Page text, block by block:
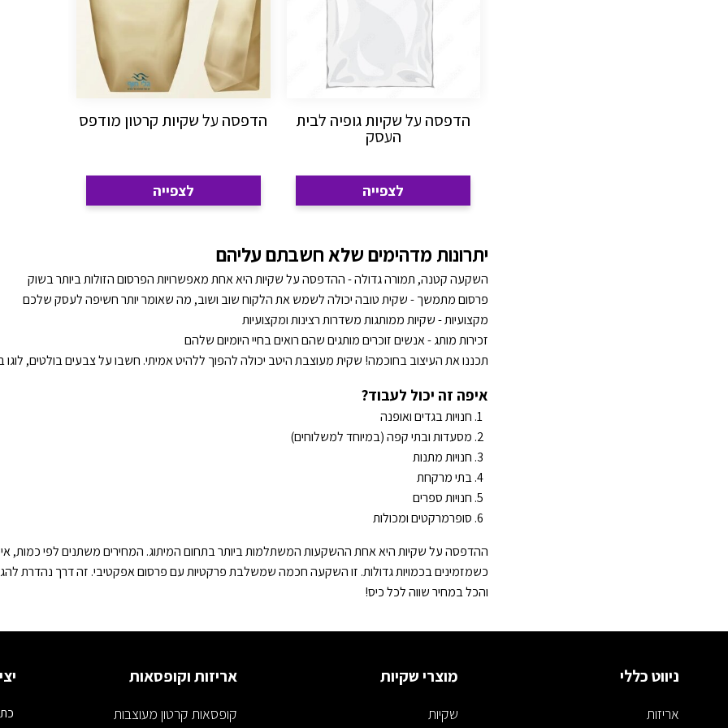
הדפסה על שקיות גופיה לבית
העסק
לצפייה
הדפסה על שקיות קרטון מודפס
לצפייה
יתרונות מדהימים שלא חשבתם עליהם
השקעה קטנה, תמורה גדולה - ההדפסה על שקיות היא אחת מאפשרויות הפרסום הזולות ביותר בשוק
פרסום מתמשך - שקית טובה יכולה לשמש את הלקוח שוב ושוב, מה שאומר יותר חשיפה לעסק שלכם
מקצועיות - שקיות ממותגות משדרות רצינות ומקצועיות
זכירות מותג - אנשים זוכרים מותגים שהם רואים בחיי היומיום שלהם
תכננו את העיצוב בחוכמה! שקית מעוצבת היטב יכולה להפוך ללהיט אמיתי. חשבו על צבעים בולטים, לוגו
איפה זה יכול לעבוד?
חנויות בגדים ואופנה
מסעדות ובתי קפה (במיוחד למשלוחים)
חנויות מתנות
בתי מרקחת
חנויות ספרים
סופרמרקטים ומכולות
ההדפסה על שקיות היא אחת ההשקעות המשתלמות ביותר בתחום המיתוג. המחירים משתנים לפי כמות,
כשמזמינים בכמויות גדולות. זו השקעה חכמה שמשלבת פרקטיות עם פרסום אפקטיבי. זה דרך נהדרת
והכל במחיר שווה לכל כיס!
ניווט כללי
אריזות
מוצרי שקיות
שקיות
אריזות וקופסאות
קופסאות קרטון מעוצבות